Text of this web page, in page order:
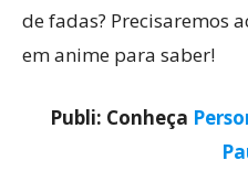
de fadas? Precisaremos
em anime para saber!
Publi: Conheça